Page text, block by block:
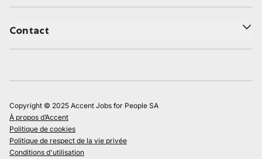
Contact
Copyright © 2025 Accent Jobs for People SA
À propos d’Accent
Politique de cookies
Politique de respect de la vie privée
Conditions d'utilisation